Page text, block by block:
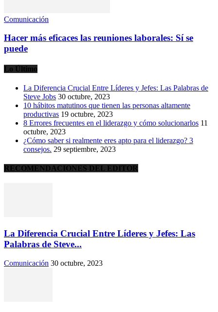
Comunicación
Hacer más eficaces las reuniones laborales: Sí se
puede
Lo Último
La Diferencia Crucial Entre Líderes y Jefes: Las Palabras de
Steve Jobs 30 octubre, 2023
10 hábitos matutinos que tienen las personas altamente
productivas 19 octubre, 2023
8 Errores frecuentes en el liderazgo y cómo solucionarlos 11
octubre, 2023
¿Cómo saber si realmente eres apto para el liderazgo? 3
consejos. 29 septiembre, 2023
RECOMENDACIONES DEL EDITOR
La Diferencia Crucial Entre Líderes y Jefes: Las
Palabras de Steve...
Comunicación 30 octubre, 2023